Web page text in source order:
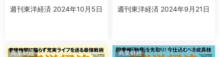
週刊東洋経済 2024年10月5日 週刊東洋経済 2024年9月21日
商業财經 商業财經